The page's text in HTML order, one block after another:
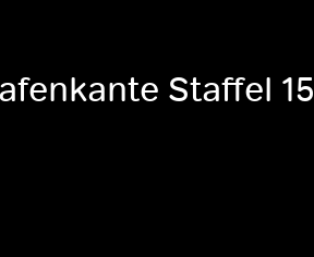
Staffel 15